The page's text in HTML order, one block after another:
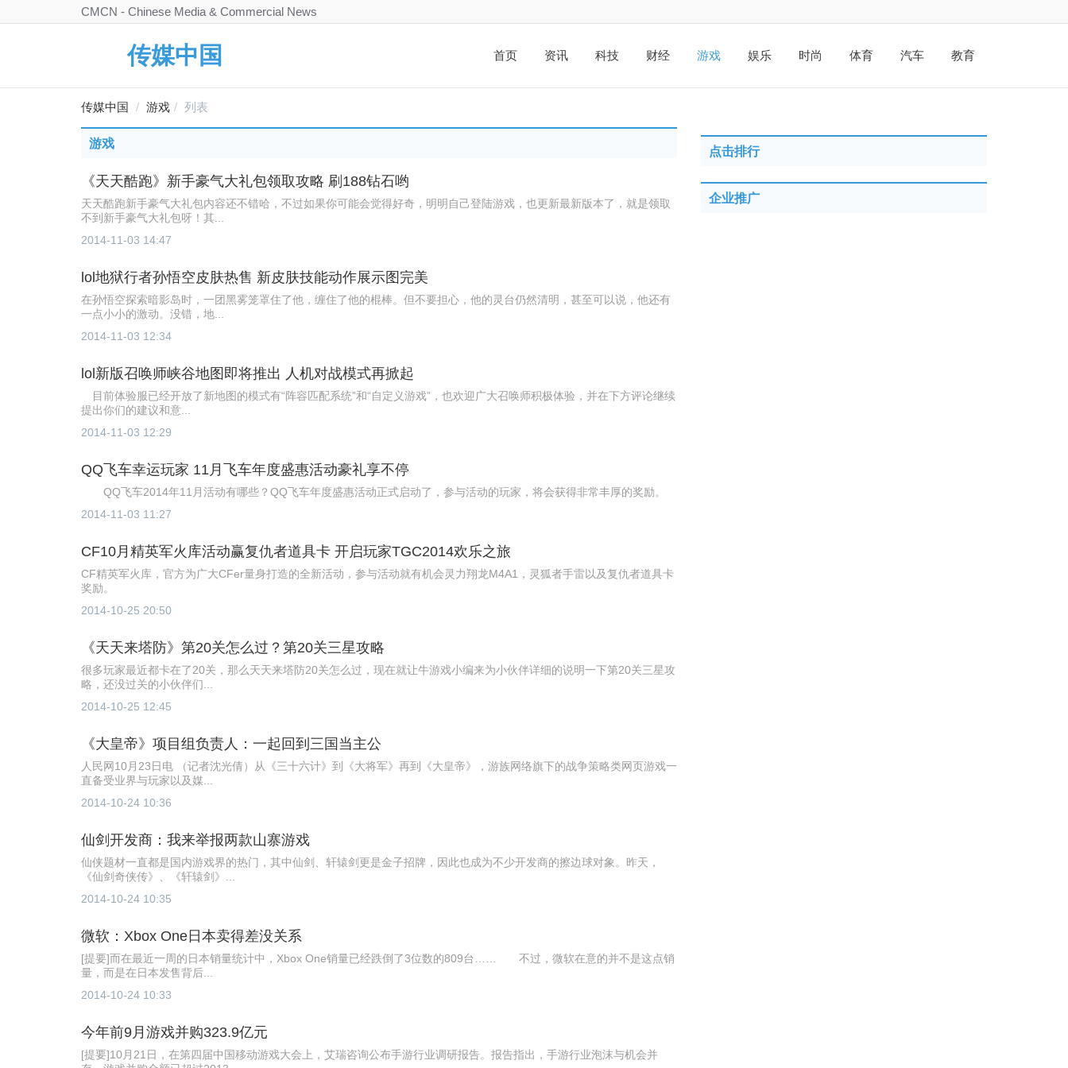
CMCN - Chinese Media & Commercial News
传媒中国 首页 资讯 科技 财经 游戏 娱乐 时尚 体育 汽车 教育
传媒中国 游戏 列表
游戏
《天天酷跑》新手豪气大礼包领取攻略 刷188钻石哟
天天酷跑新手豪气大礼包内容还不错哈，不过如果你可能会觉得好奇，明明自己登陆游戏，也更新最新版本了，就是领取
不到新手豪气大礼包呀！其...
2014-11-03 14:47
lol地狱行者孙悟空皮肤热售 新皮肤技能动作展示图完美
在孙悟空探索暗影岛时，一团黑雾笼罩住了他，缠住了他的棍棒。但不要担心，他的灵台仍然清明，甚至可以说，他还有
一点小小的激动。没错，地...
2014-11-03 12:34
lol新版召唤师峡谷地图即将推出 人机对战模式再掀起
目前体验服已经开放了新地图的模式有“阵容匹配系统”和“自定义游戏”，也欢迎广大召唤师积极体验，并在下方评论继续
提出你们的建议和意...
2014-11-03 12:29
QQ飞车幸运玩家 11月飞车年度盛惠活动豪礼享不停
QQ飞车2014年11月活动有哪些？QQ飞车年度盛惠活动正式启动了，参与活动的玩家，将会获得非常丰厚的奖励。
2014-11-03 11:27
CF10月精英军火库活动赢复仇者道具卡 开启玩家TGC2014欢乐之旅
CF精英军火库，官方为广大CFer量身打造的全新活动，参与活动就有机会灵力翔龙M4A1，灵狐者手雷以及复仇者道具卡
奖励。
2014-10-25 20:50
《天天来塔防》第20关怎么过？第20关三星攻略
很多玩家最近都卡在了20关，那么天天来塔防20关怎么过，现在就让牛游戏小编来为小伙伴详细的说明一下第20关三星攻
略，还没过关的小伙伴们...
2014-10-25 12:45
《大皇帝》项目组负责人：一起回到三国当主公
人民网10月23日电 （记者沈光倩）从《三十六计》到《大将军》再到《大皇帝》，游族网络旗下的战争策略类网页游戏一
直备受业界与玩家以及媒...
2014-10-24 10:36
仙剑开发商：我来举报两款山寨游戏
仙侠题材一直都是国内游戏界的热门，其中仙剑、轩辕剑更是金子招牌，因此也成为不少开发商的擦边球对象。昨天，
《仙剑奇侠传》、《轩辕剑》...
2014-10-24 10:35
微软：Xbox One日本卖得差没关系
[提要]而在最近一周的日本销量统计中，Xbox One销量已经跌倒了3位数的809台…… 不过，微软在意的并不是这点销
量，而是在日本发售背后...
2014-10-24 10:33
今年前9月游戏并购323.9亿元
[提要]10月21日，在第四届中国移动游戏大会上，艾瑞咨询公布手游行业调研报告。报告指出，手游行业泡沫与机会并
点击排行
企业推广